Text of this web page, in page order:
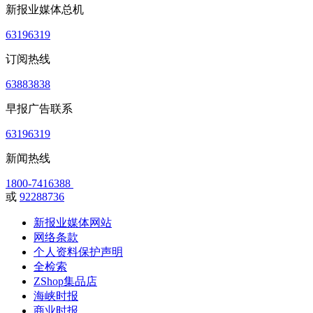
新报业媒体总机
63196319
订阅热线
63883838
早报广告联系
63196319
新闻热线
1800-7416388
或 92288736
新报业媒体网站
网络条款
个人资料保护声明
全检索
ZShop集品店
海峡时报
商业时报